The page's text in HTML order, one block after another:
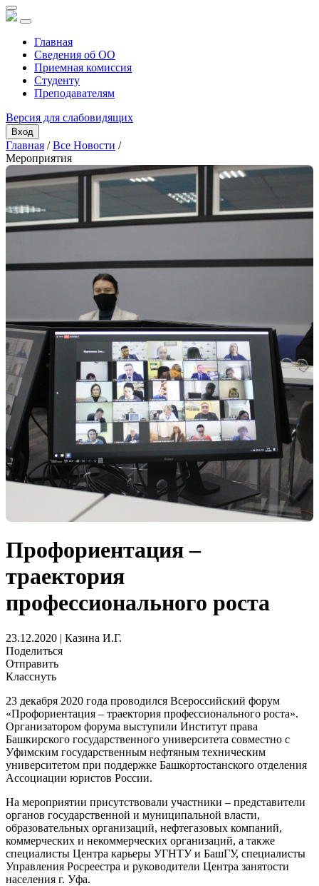
Главная
Сведения об ОО
Приемная комиссия
Студенту
Преподавателям
Версия для слабовидящих
Вход
Главная /Все Новости /
Мероприятия
Профориентация –
траектория
профессионального роста
23.12.2020 | Казина И.Г.
Поделиться
Отправить
Класснуть
23 декабря 2020 года проводился Всероссийский форум
«Профориентация – траектория профессионального роста».
Организатором форума выступили Институт права
Башкирского государственного университета совместно с
Уфимским государственным нефтяным техническим
университетом при поддержке Башкортостанского отделения
Ассоциации юристов России.
На мероприятии присутствовали участники – представители
органов государственной и муниципальной власти,
образовательных организаций, нефтегазовых компаний,
коммерческих и некоммерческих организаций, а также
специалисты Центра карьеры УГНТУ и БашГУ, специалисты
Управления Росреестра и руководители Центра занятости
населения г. Уфа.